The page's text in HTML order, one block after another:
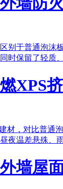
别于普通泡沫
时保留了轻质
XPS
材，对比普通
夜温差悬殊、
墙屋